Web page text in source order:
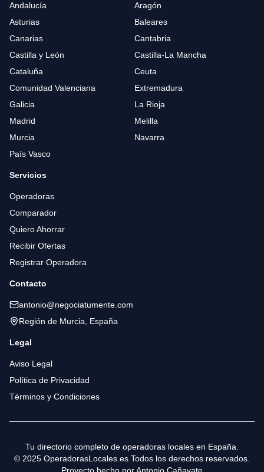
Andalucía
Aragón
Asturias
Baleares
Canarias
Cantabria
Castilla y León
Castilla-La Mancha
Cataluña
Ceuta
Comunidad Valenciana
Extremadura
Galicia
La Rioja
Madrid
Melilla
Murcia
Navarra
País Vasco
Servicios
Operadoras
Comparador
Quiero Ahorrar
Recibir Ofertas
Registrar Operadora
Contacto
antonio@negociatumente.com
Región de Murcia, España
Legal
Aviso Legal
Política de Privacidad
Términos y Condiciones
Tu directorio completo de operadoras locales en España.
© 2025 OperadorasLocales.es Todos los derechos reservados.